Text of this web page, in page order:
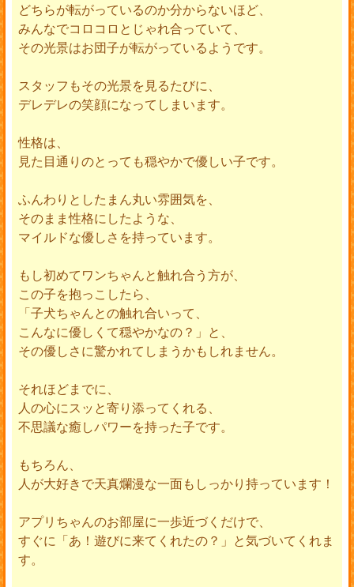
どちらが転がっているのか分からないほど、
みんなでコロコロとじゃれ合っていて、
その光景はお団子が転がっているようです。
スタッフもその光景を見るたびに、
デレデレの笑顔になってしまいます。
性格は、
見た目通りのとっても穏やかで優しい子です。
ふんわりとしたまん丸い雰囲気を、
そのまま性格にしたような、
マイルドな優しさを持っています。
もし初めてワンちゃんと触れ合う方が、
この子を抱っこしたら、
「子犬ちゃんとの触れ合いって、
こんなに優しくて穏やかなの？」と、
その優しさに驚かれてしまうかもしれません。
それほどまでに、
人の心にスッと寄り添ってくれる、
不思議な癒しパワーを持った子です。
もちろん、
人が大好きで天真爛漫な一面もしっかり持っています！
アプリちゃんのお部屋に一歩近づくだけで、
すぐに「あ！遊びに来てくれたの？」と気づいてくれま
す。